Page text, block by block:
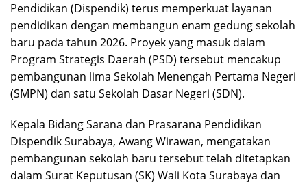
Pendidikan (Dispendik) terus memperkuat layanan
pendidikan dengan membangun enam gedung sekolah
baru pada tahun 2026. Proyek yang masuk dalam
Program Strategis Daerah (PSD) tersebut mencakup
pembangunan lima Sekolah Menengah Pertama Negeri
(SMPN) dan satu Sekolah Dasar Negeri (SDN).
Kepala Bidang Sarana dan Prasarana Pendidikan
Dispendik Surabaya, Awang Wirawan, mengatakan
pembangunan sekolah baru tersebut telah ditetapkan
dalam Surat Keputusan (SK) Wali Kota Surabaya dan